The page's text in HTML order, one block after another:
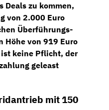
Deals zu kommen,
von 2.000 Euro
Überführungs-
Höhe von 919 Euro
keine Pflicht, der
geleast
mit 150